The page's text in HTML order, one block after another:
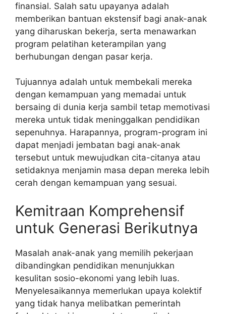
finansial. Salah satu upayanya adalah
memberikan bantuan ekstensif bagi anak-anak
yang diharuskan bekerja, serta menawarkan
program pelatihan keterampilan yang
berhubungan dengan pasar kerja.
Tujuannya adalah untuk membekali mereka
dengan kemampuan yang memadai untuk
bersaing di dunia kerja sambil tetap memotivasi
mereka untuk tidak meninggalkan pendidikan
sepenuhnya. Harapannya, program-program ini
dapat menjadi jembatan bagi anak-anak
tersebut untuk mewujudkan cita-citanya atau
setidaknya menjamin masa depan mereka lebih
cerah dengan kemampuan yang sesuai.
Kemitraan Komprehensif
untuk Generasi Berikutnya
Masalah anak-anak yang memilih pekerjaan
dibandingkan pendidikan menunjukkan
kesulitan sosio-ekonomi yang lebih luas.
Menyelesaikannya memerlukan upaya kolektif
yang tidak hanya melibatkan pemerintah